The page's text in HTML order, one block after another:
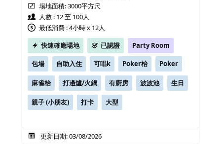
場地面積:3000平方尺
人數 : 12 至 100人
最低消費 : 4小時 x 12人
快速確應場地
已認證 Party Room
包場 自助入住 可唱k Poker枱 Poker
麻雀枱 打邊爐/火鍋 有廚房 波波池 生日
親子 (小朋友) 打卡 大型
更新日期: 03/08/2026